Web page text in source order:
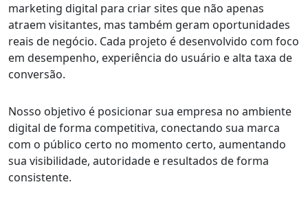
marketing digital para criar sites que não apenas
atraem visitantes, mas também geram oportunidades
reais de negócio. Cada projeto é desenvolvido com foco
em desempenho, experiência do usuário e alta taxa de
conversão.
Nosso objetivo é posicionar sua empresa no ambiente
digital de forma competitiva, conectando sua marca
com o público certo no momento certo, aumentando
sua visibilidade, autoridade e resultados de forma
consistente.